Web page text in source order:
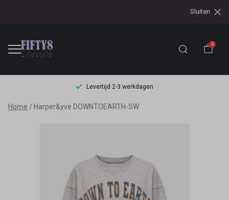
Sluiten
0
Levertijd 2-3 werkdagen
Harper&yve
Home Harper&yve DOWNTOEARTH-SW